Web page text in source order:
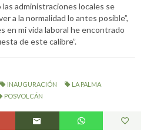
administraciones locales se
a la normalidad lo antes posible”,
en mi vida laboral he encontrado
de este calibre”.
INAUGURACIÓN
LA PALMA
POSVOLCÁN